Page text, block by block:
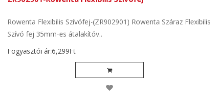
Rowenta Flexibilis Szívófej-(ZR902901) Rowenta Száraz Flexibilis
Szívó fej 35mm-es átalakítóv..
Fogyasztói ár:6,299Ft